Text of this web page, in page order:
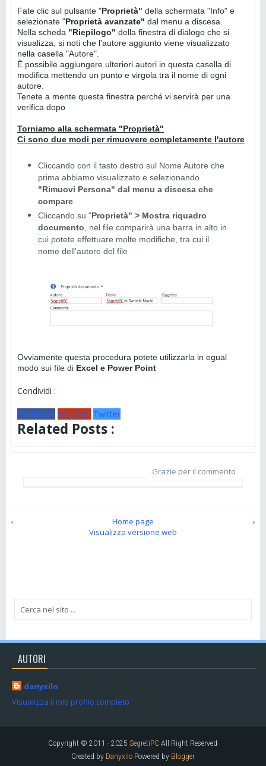
Fate clic sul pulsante "Proprietà" della schermata "Info" e
selezionate "Proprietà avanzate" dal menu a discesa.
Nella scheda "Riepilogo" della finestra di dialogo che si
visualizza, si noti che l'autore aggiunto viene visualizzato
nella casella "Autore".
È possibile aggiungere ulteriori autori in questa casella di
modifica mettendo un punto e virgola tra il nome di ogni
autore.
Tenete a mente questa finestra perché vi servirà per una
verifica dopo
Torniamo alla schermata "Proprietà"
Ci sono due modi per rimuovere completamente l'autore
Cliccando con il tasto destro sul Nome Autore che
prima abbiamo visualizzato e selezionando
"Rimuovi Persona" dal menu a discesa che
compare
Cliccando su "Proprietà" > Mostra riquadro
documento , nel file comparirà una barra in alto in
cui potete effettuare molte modifiche, tra cui il
nome dell'autore del file
Ovviamente questa procedura potete utilizzarla in egual
modo sui file di Excel e Power Point
Condividi :
Facebook Google+ Twitter
Related Posts :
Grazie per il commento
‹ ›
Home page
Visualizza versione web
AUTORI
danyxilo
Visualizza il mio profilo completo
Copyright © 2011 - 2025SegretiPC All Right Reserved
Created by DanyxiloPowered by Blogger